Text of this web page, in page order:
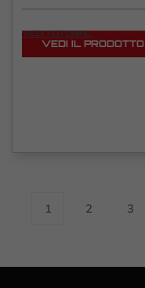
VEDI TUTORIAL
VEDI IL PRODOTTO
1 2 3